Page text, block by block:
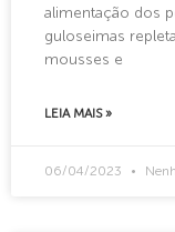
alimentação dos
guloseimas
mousses e
LEIA MAIS »
06/04/2023